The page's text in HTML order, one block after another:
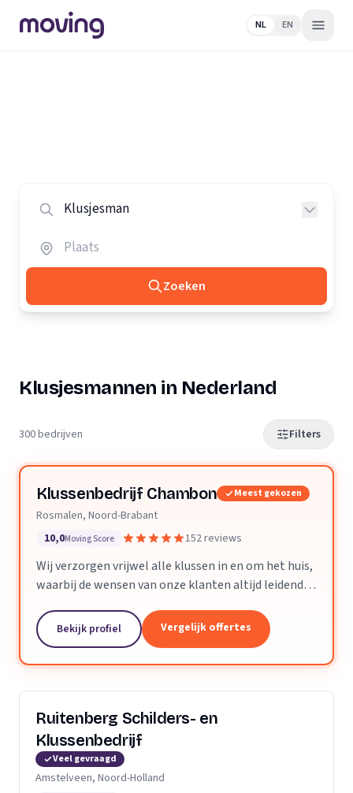
NL EN
Zoeken
Klusjesmannen in Nederland
300 bedrijven Filters
Klussenbedrijf Chambon Meest gekozen
Rosmalen, Noord-Brabant
10,0Moving Score 152 reviews
Wij verzorgen vrijwel alle klussen in en om het huis,
waarbij de wensen van onze klanten altijd leidend
afspraak. Dankzij ons vakmanschap en direct...
Bekijk profiel Vergelijk offertes
Ruitenberg Schilders- en
Klussenbedrijf
Veel gevraagd
Amstelveen, Noord-Holland